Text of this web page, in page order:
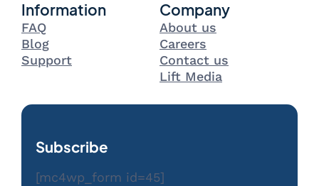
Information
FAQ
Blog
Support
Company
About us
Careers
Contact us
Lift Media
Subscribe
[mc4wp_form id=45]